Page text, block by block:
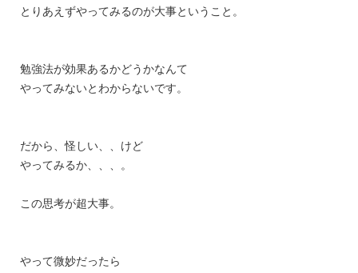
とりあえずやってみるのが大事ということ。
勉強法が効果あるかどうかなんて
やってみないとわからないです。
だから、怪しい、、けど
やってみるか、、、。
この思考が超大事。
やって微妙だったら